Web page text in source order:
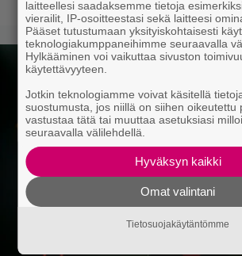
laitteellesi saadaksemme tietoja
vierailit, IP-osoitteestasi sekä laitteesi
Pääset tutustumaan yksityiskohtaisesti
teknologiakumppaneihimme seuraavalla
Hylkääminen voi vaikuttaa sivuston
käytettävyyteen.
Jotkin teknologiamme voivat käsitellä
suostumusta, jos niillä on siihen oikeutettu
vastustaa tätä tai muuttaa asetuksiasi
seuraavalla välilehdellä.
Hyväksyn kaikki
Omat valintani
Tietosuojakäytäntömme